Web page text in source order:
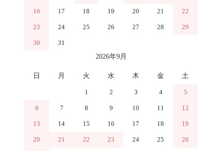
16 17 18 19 20 21 22
23 24 25 26 27 28 29
30
31
2026年9月
日 月 火 水 木 金 土
1 2 3 4 5
6 7 8 9 10 11 12
13 14 15 16 17 18 19
20 21 22 23 24 25 26